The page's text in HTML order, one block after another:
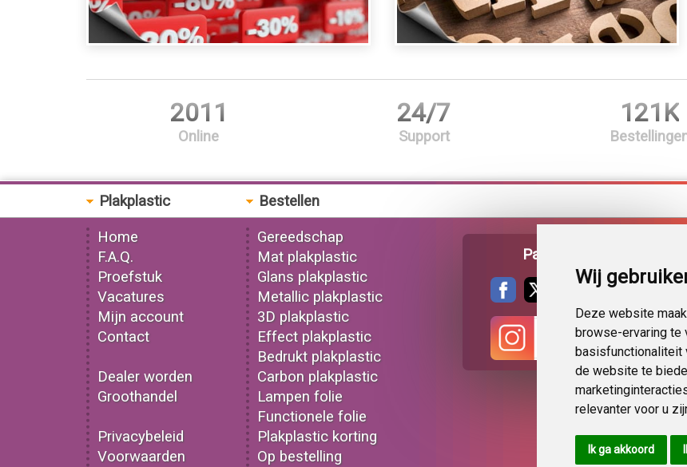
Wij
Deze website
browse-ervaring te
basisfunctionaliteit
de website te
relevanter voor u
Ik ga akkoord
2011
Online
24/7
Support
121K
Plakplastic
Home
F.A.Q.
Proefstuk
Vacatures
Mijn account
Contact
Dealer worden
Groothandel
Privacybeleid
Voorwaarden
Bestellen
Gereedschap
Mat plakplastic
Glans plakplastic
Metallic plakplastic
3D plakplastic
Effect plakplastic
Bedrukt plakplastic
Carbon plakplastic
Lampen folie
Functionele folie
Plakplastic korting
Op bestelling
Pagina delen